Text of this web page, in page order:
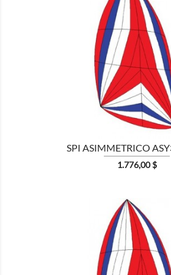
SPI ASIMMETRICO
Prezzo
1.776,00 $
